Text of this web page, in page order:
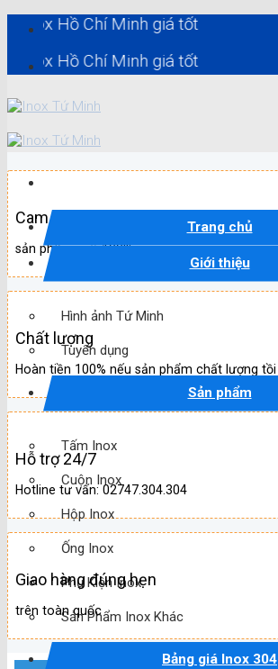
Chí Minh giá tốt
Chí Minh giá tốt
Trang chủ
Giới thiệu
Hình ảnh Tứ Minh
Tuyển dụng
Sản phẩm
Tấm Inox
Cuộn Inox
Hộp Inox
Ống Inox
Phụ Kiện Inox
Sản Phẩm Inox Khác
Bảng giá Inox 304
Cam kết
sản phẩm mới 100%
Chất lượng
Hoàn tiền 100% nếu sản phẩm chất lượng tồi
Hỗ trợ 24/7
Hotline tư vấn: 02747.304.304
Giao hàng đúng hẹn
trên toàn quốc